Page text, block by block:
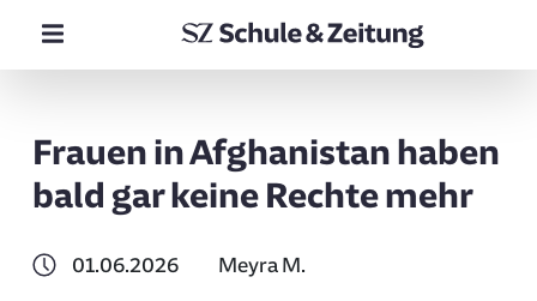
Frauen in Afghanistan haben
bald gar keine Rechte mehr
01.06.2026 Meyra M.